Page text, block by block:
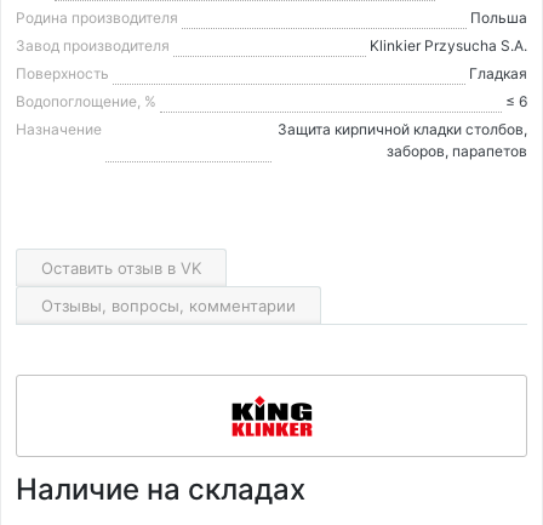
Родина производителя
Польша
Завод производителя
Klinkier Przysucha S.A.
Поверхность
Гладкая
Водопоглощение, %
≤ 6
Назначение
Защита кирпичной кладки столбов,
заборов, парапетов
Оставить отзыв в VK
Отзывы, вопросы, комментарии
Наличие на складах